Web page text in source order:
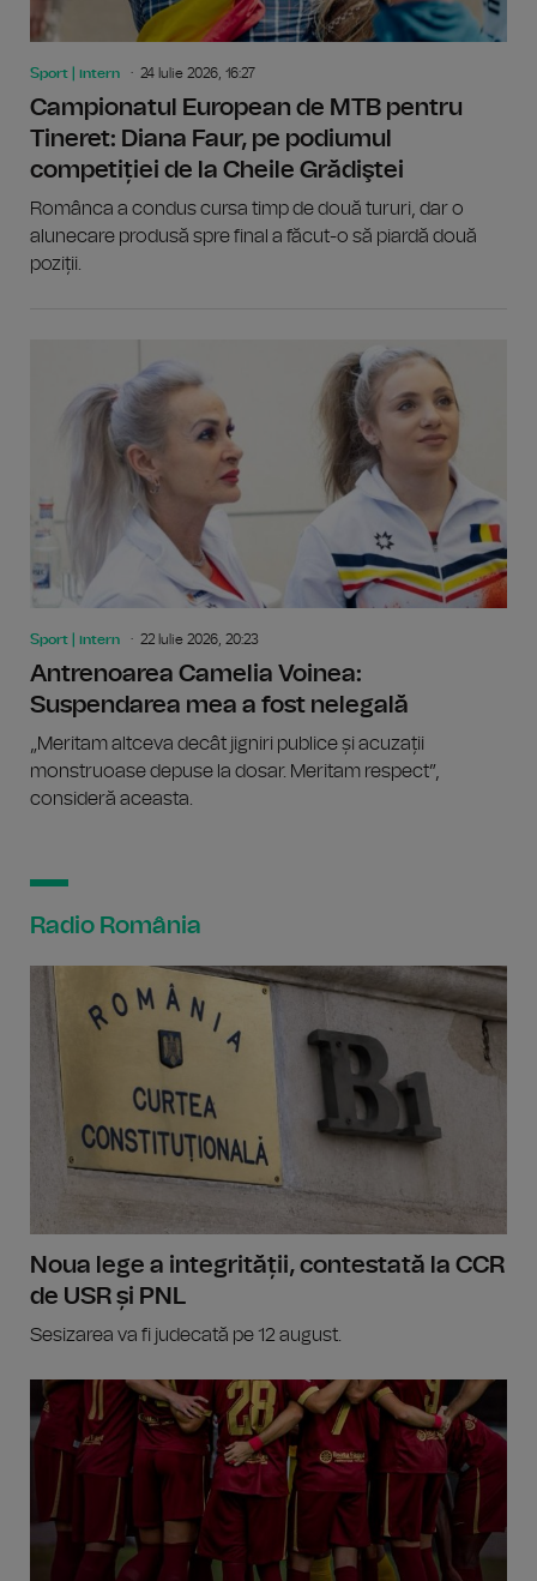
Sport | intern 24 Iulie 2026, 16:27
Campionatul European de MTB pentru
Tineret: Diana Faur, pe podiumul
competiției de la Cheile Grădiştei
Românca a condus cursa timp de două tururi, dar o
alunecare produsă spre final a făcut-o să piardă două
poziții.
Sport | intern 22 Iulie 2026, 20:23
Antrenoarea Camelia Voinea:
Suspendarea mea a fost nelegală
„Meritam altceva decât jigniri publice și acuzații
monstruoase depuse la dosar. Meritam respect”,
consideră aceasta.
Radio România
Noua lege a integrității, contestată la CCR
de USR și PNL
Sesizarea va fi judecată pe 12 august.